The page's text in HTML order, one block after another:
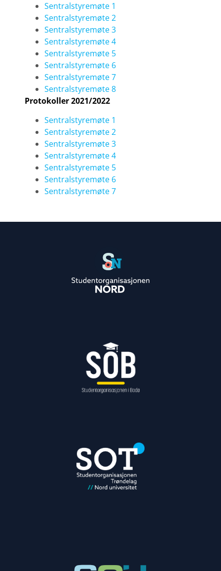
Sentralstyremøte 1
Sentralstyremøte 2
Sentralstyremøte 3
Sentralstyremøte 4
Sentralstyremøte 5
Sentralstyremøte 6
Sentralstyremøte 7
Sentralstyremøte 8
Protokoller 2021/2022
Sentralstyremøte 1
Sentralstyremøte 2
Sentralstyremøte 3
Sentralstyremøte 4
Sentralstyremøte 5
Sentralstyremøte 6
Sentralstyremøte 7